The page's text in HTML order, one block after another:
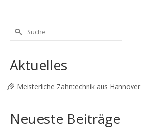
Suche
nach:
Aktuelles
Meisterliche Zahntechnik aus Hannover
Neueste Beiträge